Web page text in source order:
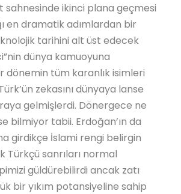
sahnesinde ikinci plana geçmesi
en dramatik adımlardan bir
tarihini alt üst edecek
dünya kamuoyuna
dönemin tüm karanlık isimleri
zekasını dünyaya lanse
gelmişlerdi. Dönergece ne
bilmiyor tabii. Erdoğan’ın da
girdikçe İslami rengi belirgin
Türkçü sanrıları normal
güldürebilirdi ancak zatı
bir yıkım potansiyeline sahip